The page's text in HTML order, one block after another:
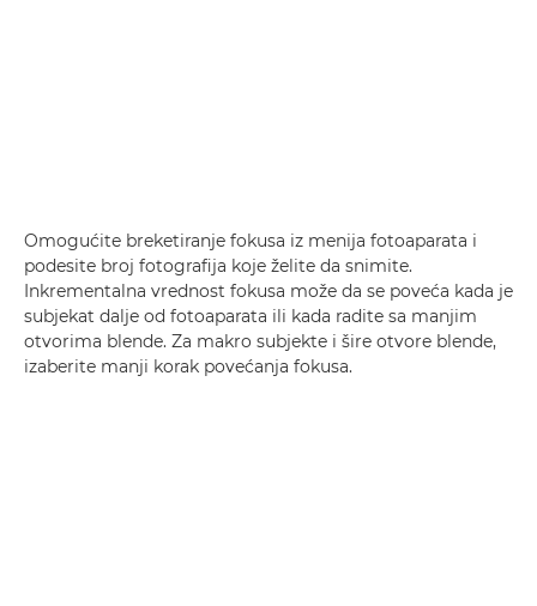
Omogućite breketiranje fokusa iz menija fotoaparata i
podesite broj fotografija koje želite da snimite.
Inkrementalna vrednost fokusa može da se poveća kada je
subjekat dalje od fotoaparata ili kada radite sa manjim
otvorima blende. Za makro subjekte i šire otvore blende,
izaberite manji korak povećanja fokusa.